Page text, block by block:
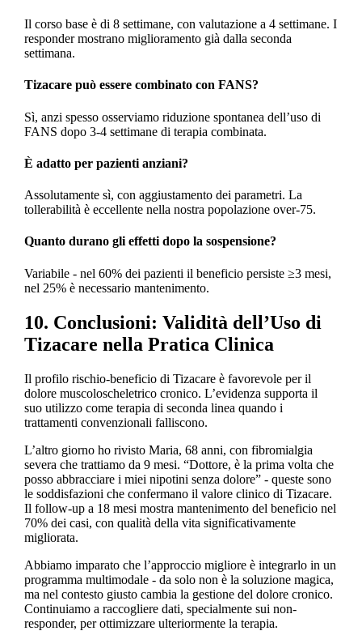
Il corso base è di 8 settimane, con valutazione a 4 settimane. I
responder mostrano miglioramento già dalla seconda
settimana.
Tizacare può essere combinato con FANS?
Sì, anzi spesso osserviamo riduzione spontanea dell’uso di
FANS dopo 3-4 settimane di terapia combinata.
È adatto per pazienti anziani?
Assolutamente sì, con aggiustamento dei parametri. La
tollerabilità è eccellente nella nostra popolazione over-75.
Quanto durano gli effetti dopo la sospensione?
Variabile - nel 60% dei pazienti il beneficio persiste ≥3 mesi,
nel 25% è necessario mantenimento.
10. Conclusioni: Validità dell’Uso di
Tizacare nella Pratica Clinica
Il profilo rischio-beneficio di Tizacare è favorevole per il
dolore muscoloscheletrico cronico. L’evidenza supporta il
suo utilizzo come terapia di seconda linea quando i
trattamenti convenzionali falliscono.
L’altro giorno ho rivisto Maria, 68 anni, con fibromialgia
severa che trattiamo da 9 mesi. “Dottore, è la prima volta che
posso abbracciare i miei nipotini senza dolore” - queste sono
le soddisfazioni che confermano il valore clinico di Tizacare.
Il follow-up a 18 mesi mostra mantenimento del beneficio nel
70% dei casi, con qualità della vita significativamente
migliorata.
Abbiamo imparato che l’approccio migliore è integrarlo in un
programma multimodale - da solo non è la soluzione magica,
ma nel contesto giusto cambia la gestione del dolore cronico.
Continuiamo a raccogliere dati, specialmente sui non-
responder, per ottimizzare ulteriormente la terapia.